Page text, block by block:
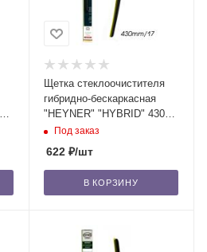
Щетка стеклоочистителя
гибридно-бескаркасная
"HEYNER" "HYBRID" 430
мм-17" (027) 1 шт. /10/50
Под заказ
622₽/шт
В КОРЗИНУ